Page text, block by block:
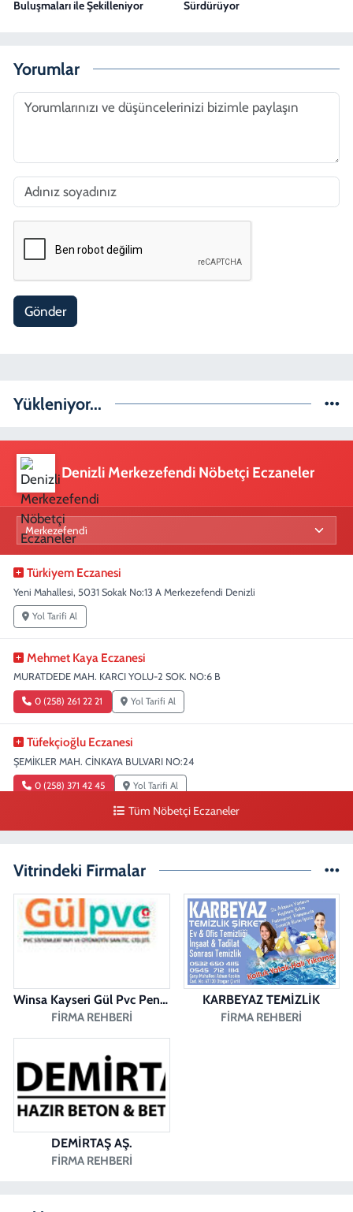
Buluşmaları ile Şekilleniyor
Sürdürüyor
Yorumlar
Gönder
Yükleniyor...
Denizli Merkezefendi Nöbetçi Eczaneler
Türkiyem Eczanesi
Yeni Mahallesi, 5031 Sokak No:13 A Merkezefendi Denizli
Yol Tarifi Al
Mehmet Kaya Eczanesi
MURATDEDE MAH. KARCI YOLU-2 SOK. NO:6 B
0 (258) 261 22 21 Yol Tarifi Al
Tüfekçioğlu Eczanesi
ŞEMİKLER MAH. CİNKAYA BULVARI NO:24
0 (258) 371 42 45 Yol Tarifi Al
Ada Eczanesi
BAHÇELİEVLER MAH. BAHÇELİEVLER CAD. 3023 SOK. NO:71 B
Pamukkale Aktürk Eczanesi
Fatıh Eczanesi
Karaman Mahallesi, 1482 Sokak No:51 A Merkezefendi Denizli
0 (258) 241 70 08
Tüm Nöbetçi Eczaneler
Vitrindeki Firmalar
Winsa Kayseri Gül Pvc Pencere Kayseri Winsa
FIRMA REHBERI
KARBEYAZ TEMİZLİK
FIRMA REHBERI
DEMİRTAŞ AŞ.
FIRMA REHBERI